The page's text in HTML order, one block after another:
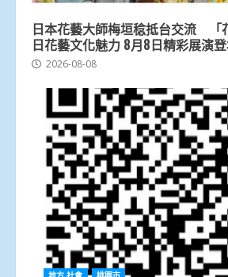
日本花藝大師梅垣稔抵台交流 「
日花藝文化魅力 8月8日精彩展演
2026-08-08